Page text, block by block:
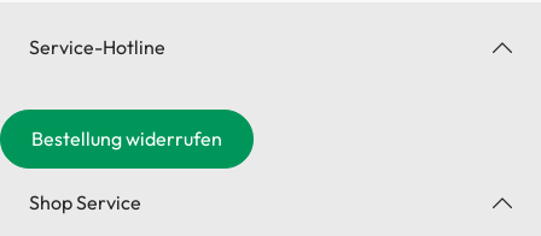
Service-Hotline
Bestellung widerrufen
Shop Service